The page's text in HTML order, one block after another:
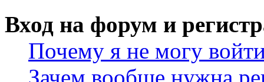
Вход на форум и
Почему я не могу